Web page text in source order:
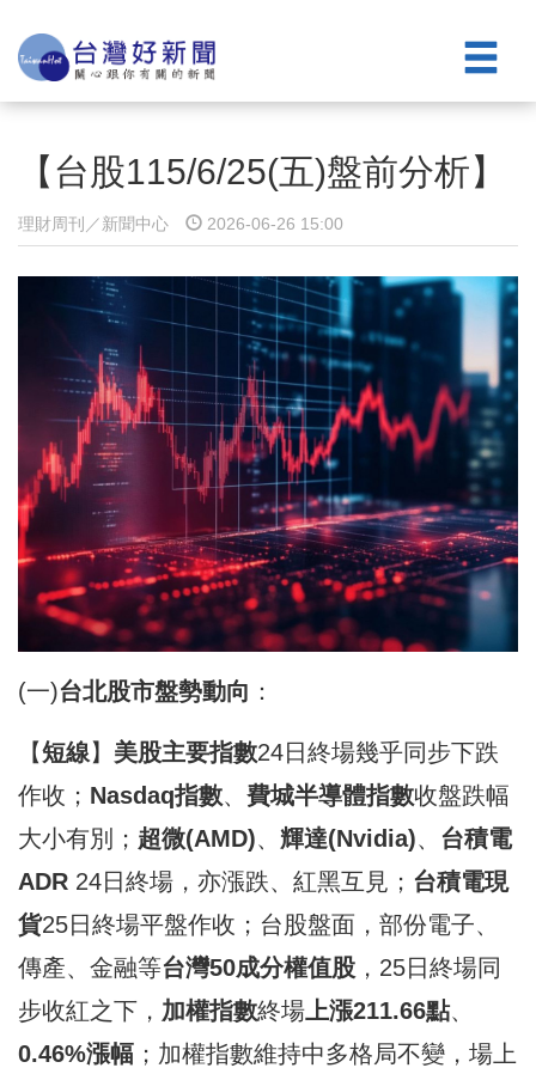
【台股115/6/25(五)盤前分析】
理財周刊／新聞中心 2026-06-26 15:00
(一)台北股市盤勢動向 ：
【短線】 美股主要指數24日終場幾乎同步下跌
作收； Nasdaq指數、 費城半導體指數收盤跌幅
大小有別； 超微(AMD)、 輝達(Nvidia)、 台積電
ADR 24日終場，亦漲跌、紅黑互見； 台積電現
貨25日終場平盤作收；台股盤面，部份電子、
傳產、金融等台灣50成分權值股 ，25日終場同
步收紅之下， 加權指數終場上漲211.66點、
0.46%漲幅 ；加權指數維持中多格局不變，場上